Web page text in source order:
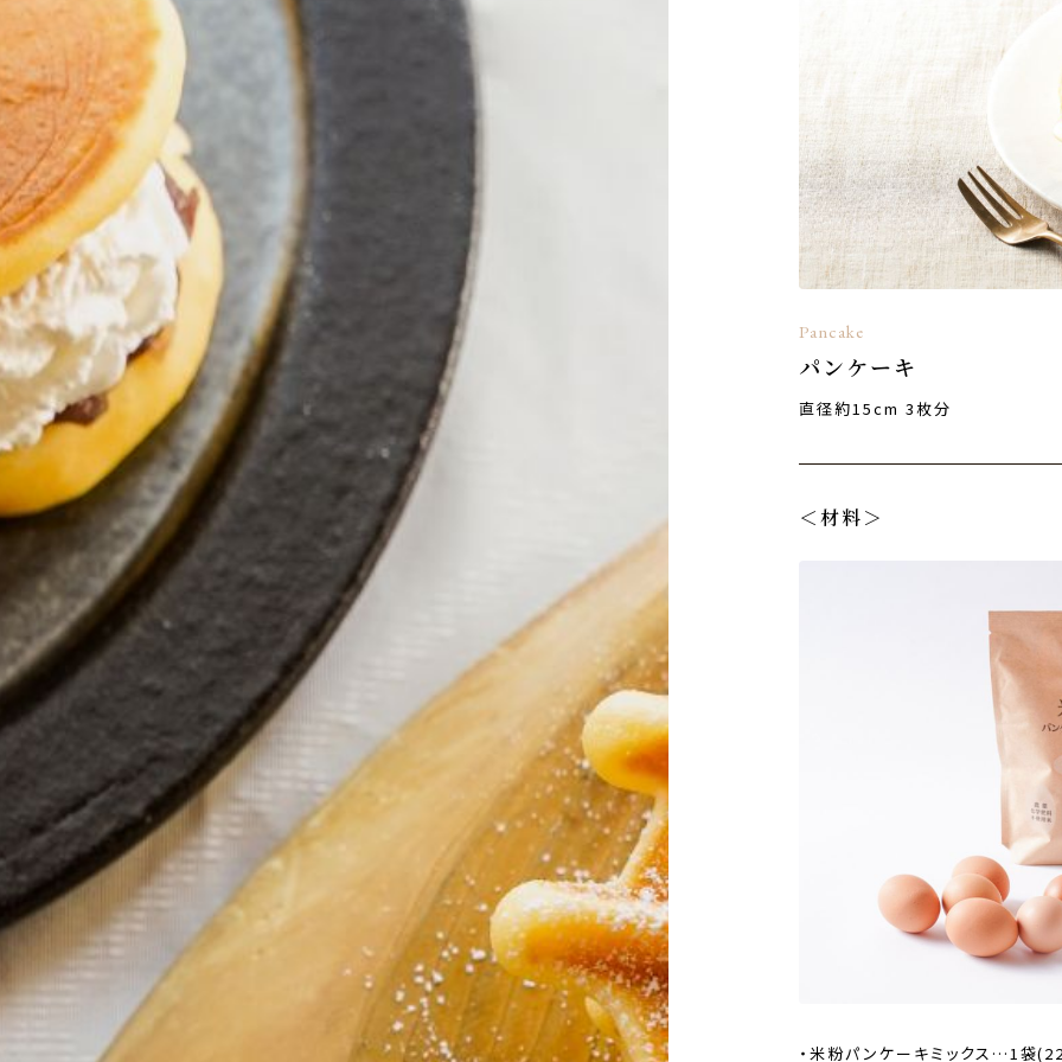
Pancake
パンケーキ
直径約15cm 3枚分
＜材料＞
・米粉パンケーキミックス…1袋